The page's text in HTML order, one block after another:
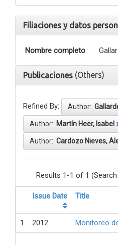
Filiaciones y datos
Nombre completo
Publicaciones (Others)
Refined By: Author:
Author: Martín Heer, Isabel
Author: Cardozo Nieves,
Results 1-1 of 1
Issue Date Title
1 2012 Monitoreo